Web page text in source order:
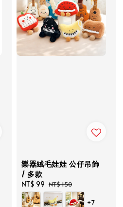
樂器絨毛娃娃 公仔吊飾
/ 多款
Sale
price
NT$ 99 Regular
price
NT$ 150
+7